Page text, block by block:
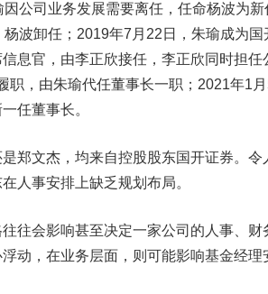
公司业务发展需要离任，任命杨波为
波卸任；2019年7月22日，朱瑜成为国
息官，由李正欣接任，李正欣同时担任
职，由朱瑜代任董事长一职；2021年1
任董事长。
文杰，均来自控股股东国开证券。令
人事安排上缺乏规划布局。
会影响甚至决定一家公司的人事、财
动，在业务层面，则可能影响基金经理